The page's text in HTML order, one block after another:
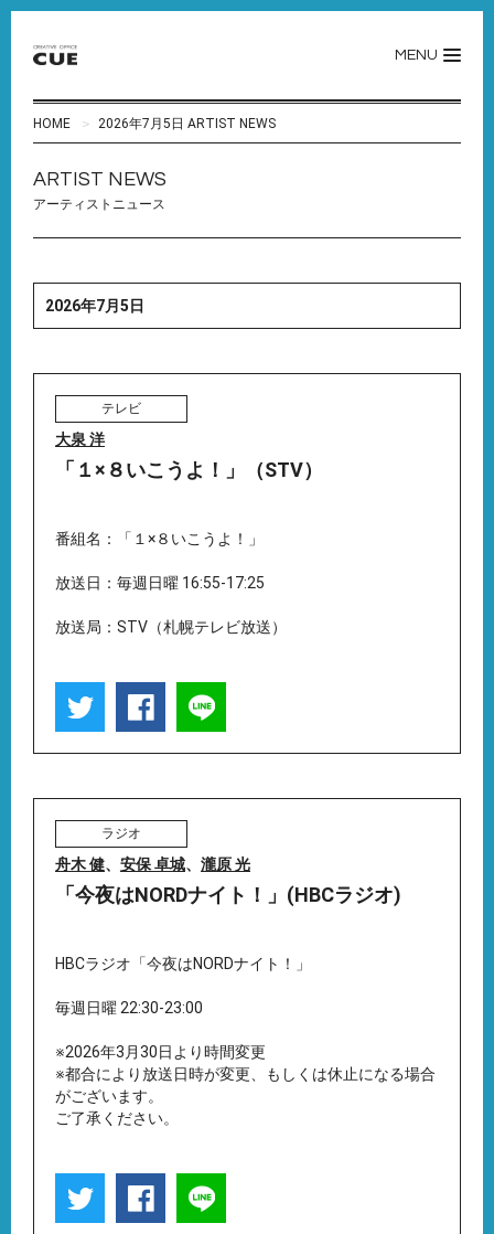
MENU
HOME 2026年7月5日 ARTIST NEWS
ARTIST NEWS
アーティストニュース
2026年7月5日
テレビ
大泉 洋
「１×８いこうよ！」（STV）
番組名：「１×８いこうよ！」
放送日：毎週日曜 16:55-17:25
放送局：STV（札幌テレビ放送）
ラジオ
舟木 健、 安保 卓城、 瀧原 光
「今夜はNORDナイト！」(HBCラジオ)
HBCラジオ「今夜はNORDナイト！」
毎週日曜 22:30-23:00
※2026年3月30日より時間変更
※都合により放送日時が変更、もしくは休止になる場合
がございます。
ご了承ください。